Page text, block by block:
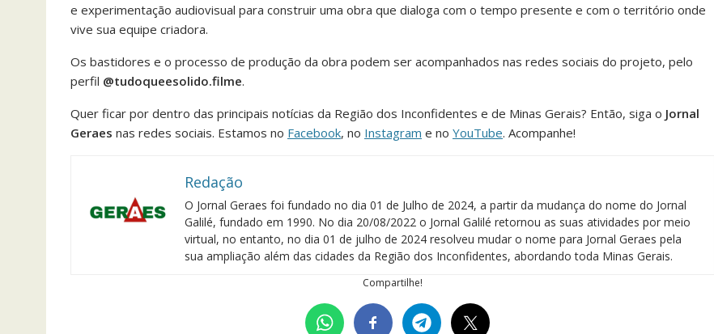
e experimentação audiovisual para construir uma obra que dialoga com o tempo presente e com o território onde
vive sua equipe criadora.
Os bastidores e o processo de produção da obra podem ser acompanhados nas redes sociais do projeto, pelo
perfil @tudoqueesolido.filme.
Quer ficar por dentro das principais notícias da Região dos Inconfidentes e de Minas Gerais? Então, siga o Jornal
Geraes nas redes sociais. Estamos no Facebook, no Instagram e no YouTube. Acompanhe!
Redação
O Jornal Geraes foi fundado no dia 01 de Julho de 2024, a partir da mudança do nome do Jornal
Galilé, fundado em 1990. No dia 20/08/2022 o Jornal Galilé retornou as suas atividades por meio
virtual, no entanto, no dia 01 de julho de 2024 resolveu mudar o nome para Jornal Geraes pela
sua ampliação além das cidades da Região dos Inconfidentes, abordando toda Minas Gerais.
Compartilhe!